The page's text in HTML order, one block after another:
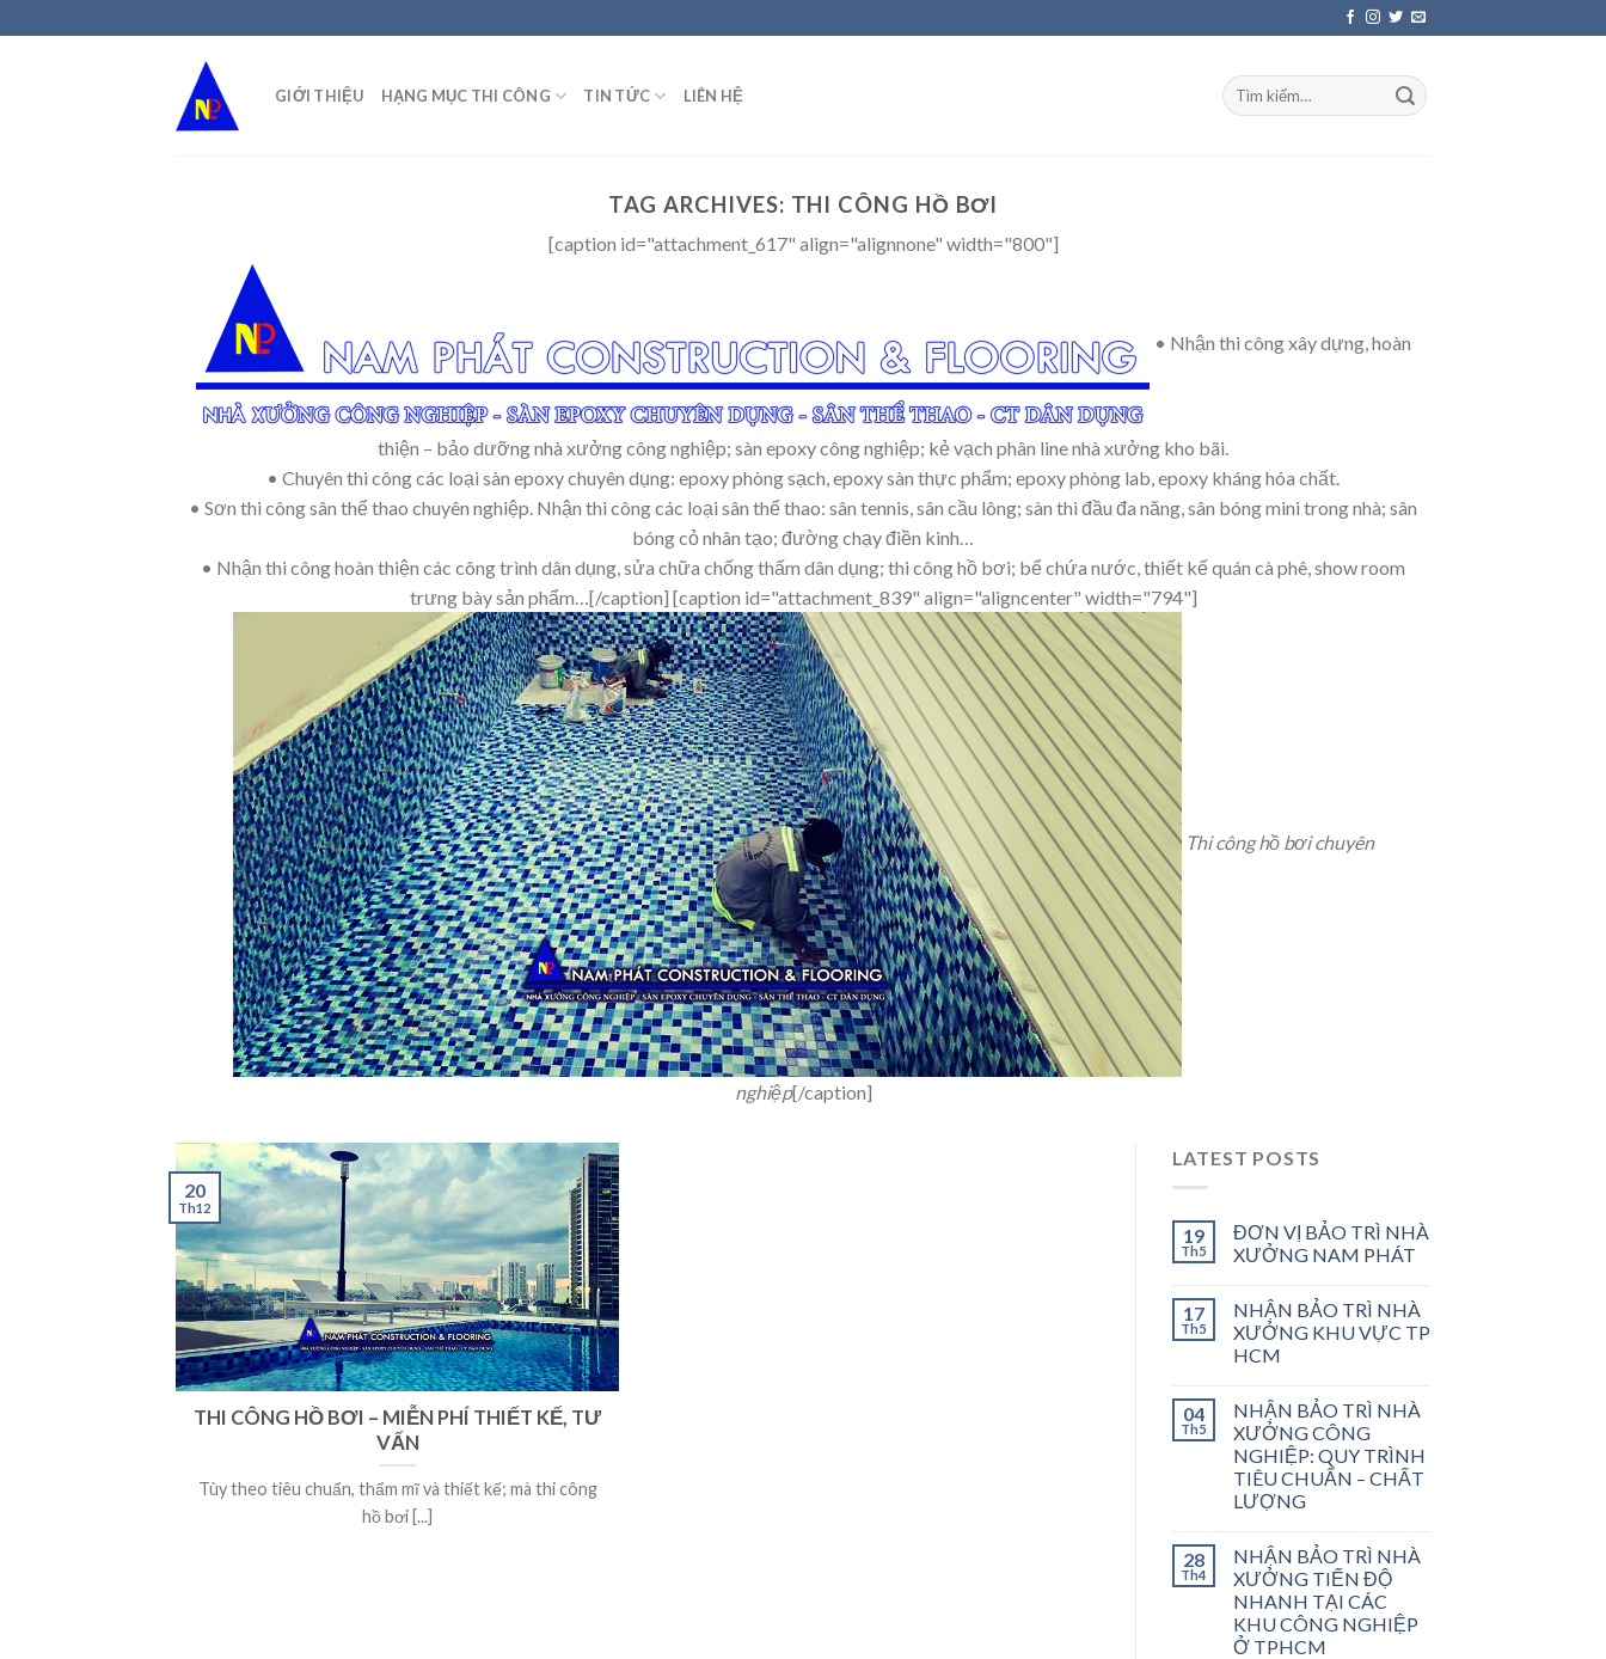
to
GIỚI THIỆU HẠNG MỤC THI CÔNG TIN TỨC LIÊN HỆ
TAG ARCHIVES: THI CÔNG HỒ BƠI
[caption id="attachment_617" align="alignnone" width="800"]
• Nhận thi công xây dựng, hoàn
thiện – bảo dưỡng nhà xưởng công nghiệp; sàn epoxy công nghiệp; kẻ vạch phân line nhà xưởng kho bãi.
• Chuyên thi công các loại sàn epoxy chuyên dụng: epoxy phòng sạch, epoxy sàn thực phẩm; epoxy phòng lab, epoxy kháng hóa chất.
• Sơn thi công sân thể thao chuyên nghiệp. Nhận thi công các loại sân thể thao: sân tennis, sân cầu lông; sàn thi đầu đa năng, sân bóng mini trong nhà; sân
bóng cỏ nhân tạo; đường chạy điền kinh…
• Nhận thi công hoàn thiện các công trình dân dụng, sửa chữa chống thấm dân dụng; thi công hồ bơi; bể chứa nước, thiết kế quán cà phê, show room
trưng bày sản phẩm…[/caption] [caption id="attachment_839" align="aligncenter" width="794"]
Thi công hồ bơi chuyên
nghiệp[/caption]
THI CÔNG HỒ BƠI – MIỄN PHÍ THIẾT KẾ, TƯ
VẤN
Tùy theo tiêu chuẩn, thẩm mĩ và thiết kế; mà thi công
hồ bơi [...]
20
Th12
LATEST POSTS
19
Th5
ĐƠN VỊ BẢO TRÌ NHÀ
XƯỞNG NAM PHÁT
17
Th5
NHẬN BẢO TRÌ NHÀ
XƯỞNG KHU VỰC TP
HCM
04
Th5
NHẬN BẢO TRÌ NHÀ
XƯỞNG CÔNG
NGHIỆP: QUY TRÌNH
TIÊU CHUẨN – CHẤT
LƯỢNG
28
Th4
NHẬN BẢO TRÌ NHÀ
XƯỞNG TIẾN ĐỘ
NHANH TẠI CÁC
KHU CÔNG NGHIỆP
Ở TPHCM